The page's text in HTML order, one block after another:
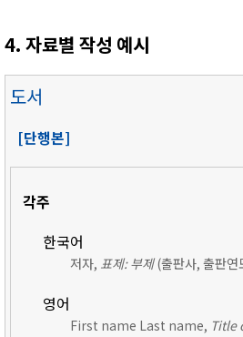
4. 자료별 작성 예시
도서
[단행본]
각주
한국어
저자, 표제: 부제(출판사, 출판연
영어
First name Last name, Title